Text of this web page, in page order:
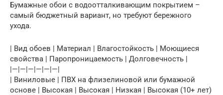
Бумажные обои с водоотталкивающим покрытием –
самый бюджетный вариант, но требуют бережного
ухода.
| Вид обоев | Материал | Влагостойкость | Моющиеся
свойства | Паропроницаемость | Долговечность |
|—|—|—|—|—|—|
| Виниловые | ПВХ на флизелиновой или бумажной
основе | Высокая | Высокая | Низкая | Высокая (10+ лет)